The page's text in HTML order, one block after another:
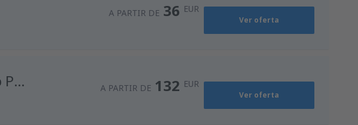
A PARTIR DE 36 EUR
Ver oferta
Ponta Delgada João Paulo II A PARTIR DE 132 EUR
Ver oferta